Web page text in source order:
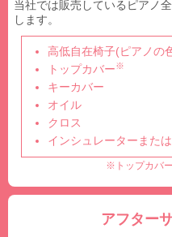
当社では販売しているピアノ
します。
高低自在椅子(ピアノの
トップカバー※
キーカバー
オイル
クロス
インシュレーターまた
※トップカバ
アフター